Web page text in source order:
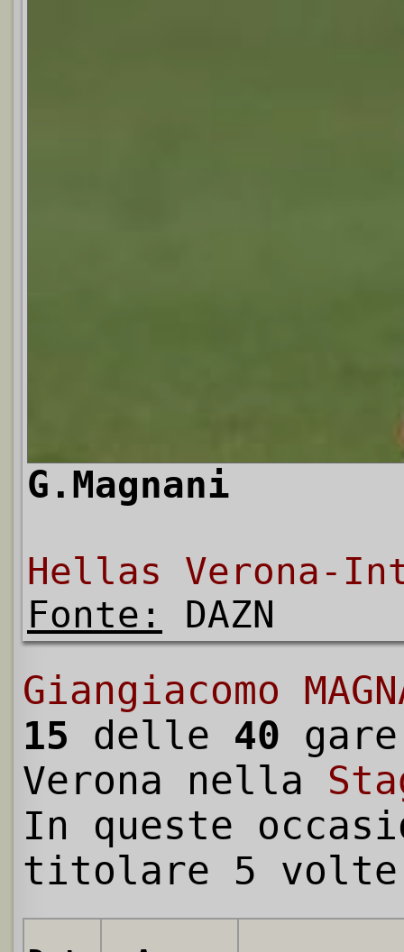
G.Magnani
Hellas Verona-
Fonte:
DAZN
Giangiacomo
15 delle 40
Verona nella
In queste
titolare 5